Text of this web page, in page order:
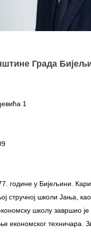
Града
1
године у Бијељини.
стручној школи Јања,
школу завршио
eкономског техничара.